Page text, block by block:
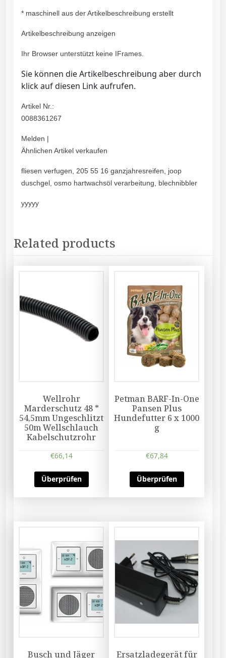
* maschinell aus der Artikelbeschreibung erstellt
Artikelbeschreibung anzeigen
Ihr Browser unterstützt keine IFrames.
Sie können die Artikelbeschreibung aber durch
klick auf diesen Link aufrufen.
Artikel Nr.:
0088361267
Melden |
Ähnlichen Artikel verkaufen
fliesen verfugen, 205 55 16 ganzjahresreifen, joop
duschgel, osmo hartwachsöl verarbeitung, blechnibbler
yyyyy
Related products
Wellrohr
Marderschutz 48 *
54,5mm Ungeschlitzt
50m Wellschlauch
Kabelschutzrohr
€66,14
Überprüfen
Petman BARF-In-One
Pansen Plus
Hundefutter 6 x 1000
g
€67,84
Überprüfen
Busch und Jäger Ersatzladegerät für